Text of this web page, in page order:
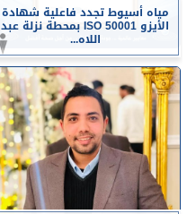
مياه أسيوط تجدد فاعلية شهادة
الأيزو ISO 50001 بمحطة نزلة عبد
اللاه...